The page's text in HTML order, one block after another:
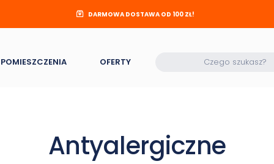
DARMOWA DOSTAWA OD 100 ZŁ!
POMIESZCZENIA OFERTY
Antyalergiczne